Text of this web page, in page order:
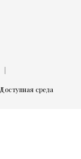
Доступная среда